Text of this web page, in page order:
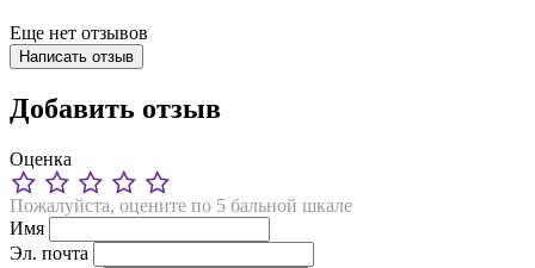
Еще нет отзывов
Написать отзыв
Добавить отзыв
Оценка
Пожалуйста, оцените по 5 бальной шкале
Имя
Эл. почта